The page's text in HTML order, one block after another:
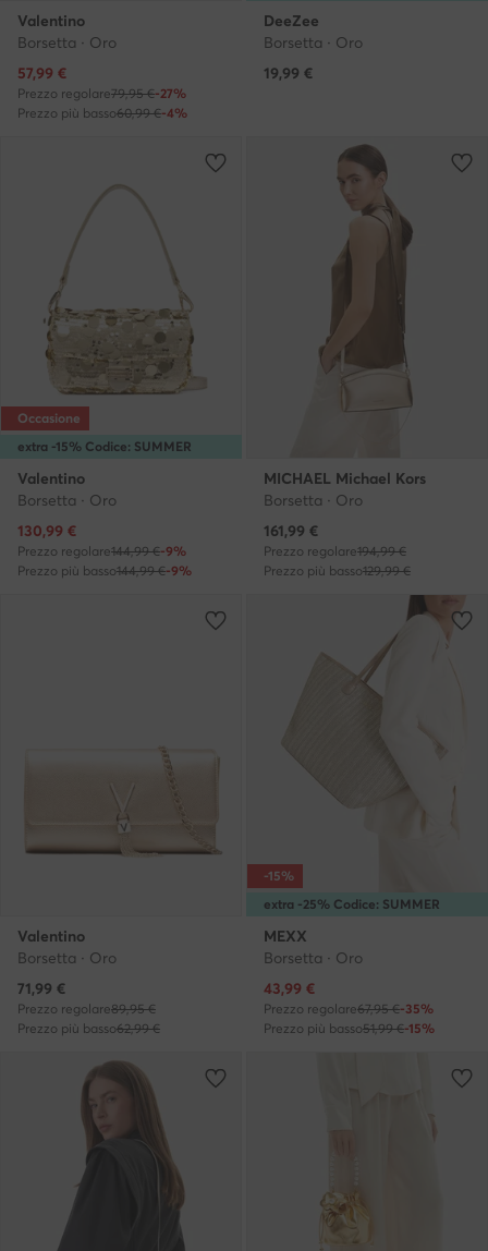
Valentino
Borsetta · Oro
Prezzo attuale
57,99 €
Prezzo regolare79,95 €-27%
Prezzo più basso60,99 €-4%
DeeZee
Borsetta · Oro
19,99 €
extra -15% Codice: SUMMER
Occasione
Valentino
Borsetta · Oro
Prezzo attuale
130,99 €
Prezzo regolare144,99 €-9%
Prezzo più basso144,99 €-9%
MICHAEL Michael Kors
Borsetta · Oro
Prezzo attuale
161,99 €
Prezzo regolare194,99 €
Prezzo più basso129,99 €
Valentino
Borsetta · Oro
Prezzo attuale
71,99 €
Prezzo regolare89,95 €
Prezzo più basso62,99 €
extra -25% Codice: SUMMER
-15%
MEXX
Borsetta · Oro
Prezzo attuale
43,99 €
Prezzo regolare67,95 €-35%
Prezzo più basso51,99 €-15%